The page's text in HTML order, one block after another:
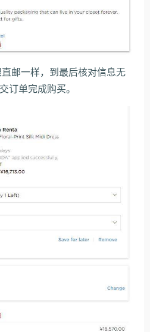
邮一样，到最后核对信息无
订单完成购买。